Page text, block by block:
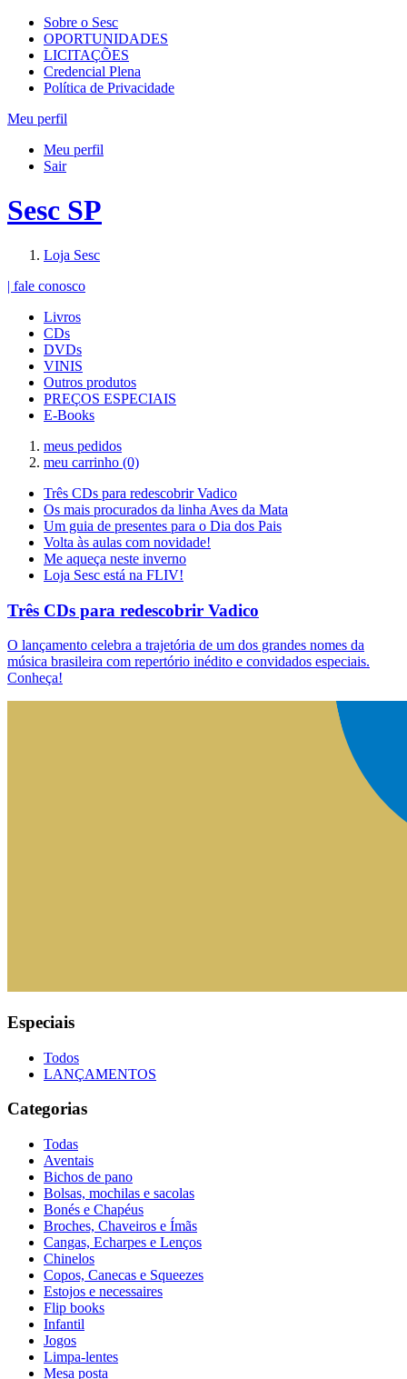
Sobre o Sesc
OPORTUNIDADES
LICITAÇÕES
Credencial Plena
Política de Privacidade
Meu perfil
Meu perfil
Sair
Sesc SP
Loja Sesc
| fale conosco
Livros
CDs
DVDs
VINIS
Outros produtos
PREÇOS ESPECIAIS
E-Books
meus pedidos
meu carrinho (0)
Três CDs para redescobrir Vadico
Os mais procurados da linha Aves da Mata
Um guia de presentes para o Dia dos Pais
Volta às aulas com novidade!
Me aqueça neste inverno
Loja Sesc está na FLIV!
Três CDs para redescobrir Vadico
O lançamento celebra a trajetória de um dos grandes nomes da
música brasileira com repertório inédito e convidados especiais.
Conheça!
Especiais
Todos
LANÇAMENTOS
Categorias
Todas
Aventais
Bichos de pano
Bolsas, mochilas e sacolas
Bonés e Chapéus
Broches, Chaveiros e Ímãs
Cangas, Echarpes e Lenços
Chinelos
Copos, Canecas e Squeezes
Estojos e necessaires
Flip books
Infantil
Jogos
Limpa-lentes
Mesa posta